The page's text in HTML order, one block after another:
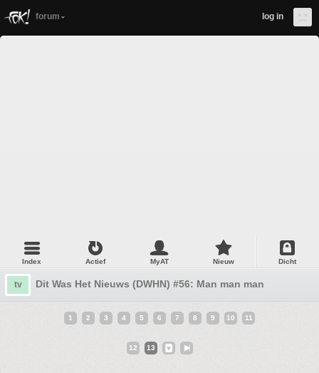
forum log in
Index Actief MyAT Nieuw Dicht
tv Dit Was Het Nieuws (DWHN) #56: Man man man
1 2 3 4 5 6 7 8 9 10 11
12 13